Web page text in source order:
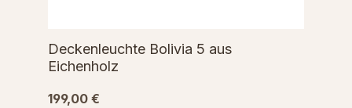
Deckenleuchte Bolivia 5 aus
Eichenholz
199,00 €